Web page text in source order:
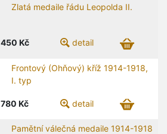
Zlatá medaile řádu Leopolda II.
450 Kč detail
Frontový (Ohňový) kříž 1914-1918,
I. typ
780 Kč detail
Pamětní válečná medaile 1914-1918